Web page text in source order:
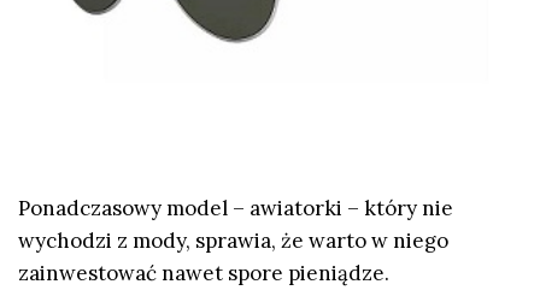
Ponadczasowy model – awiatorki – który nie
wychodzi z mody, sprawia, że warto w niego
zainwestować nawet spore pieniądze.